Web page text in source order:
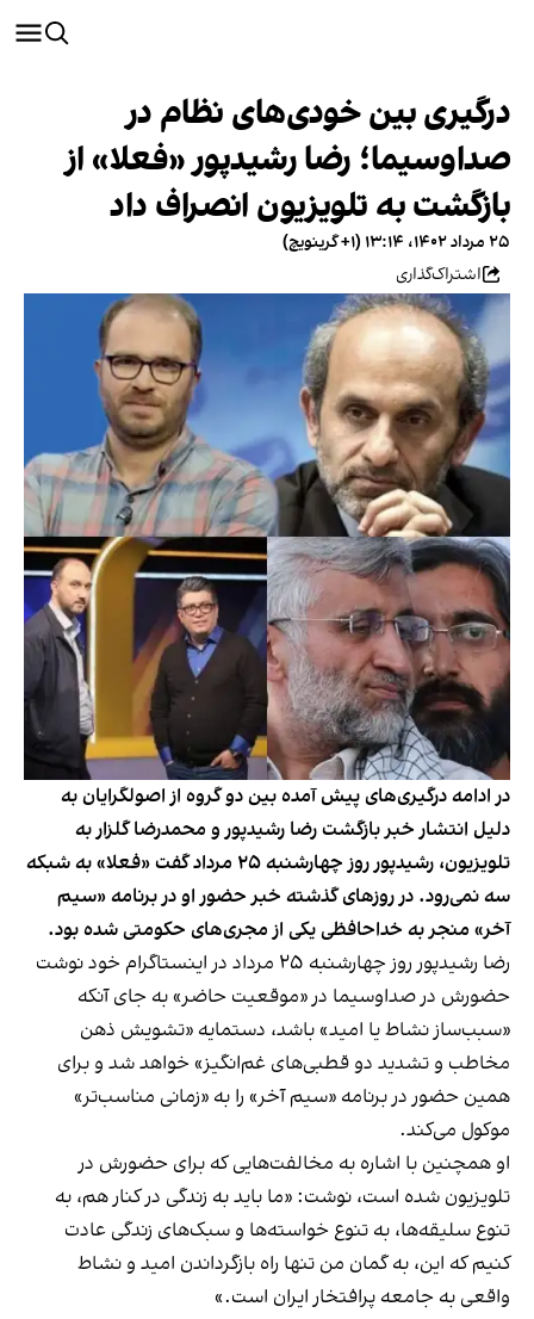
درگیری بین خودی‌های نظام در
صداوسیما؛ رضا رشیدپور «فعلا» از
بازگشت به تلویزیون انصراف داد
۲۵ مرداد ۱۴۰۲، ۱۳:۱۴ (‎+۱ گرینویچ)
اشتراک‌گذاری
در ادامه درگیری‌های پیش آمده بین دو گروه از اصولگرایان به
دلیل انتشار خبر بازگشت رضا رشیدپور و محمدرضا گلزار به
تلویزیون، رشیدپور روز چهارشنبه ۲۵ مرداد گفت «فعلا» به شبکه
سه نمی‌رود. در روزهای گذشته خبر حضور او در برنامه «سیم
آخر» منجر به خداحافظی یکی از مجری‌های حکومتی شده بود.
رضا رشیدپور روز چهارشنبه ۲۵ مرداد در اینستاگرام خود نوشت
حضورش در صداوسیما در «موقعیت حاضر» به جای آنکه
«سبب‌ساز نشاط یا امید» باشد، دستمایه «تشویش ذهن
مخاطب و تشدید دو قطبی‌های غم‌انگیز» خواهد شد و برای
همین حضور در برنامه «سیم آخر» را به «زمانی مناسب‌تر»
موکول می‌کند.
او همچنین با اشاره به مخالفت‌هایی که برای حضورش در
تلویزیون شده است، نوشت: «ما باید به زندگی در کنار هم، به
تنوع سلیقه‌ها، به تنوع خواسته‌ها و سبک‌های زندگی عادت
کنیم که این، به گمان من تنها راه بازگرداندن امید و نشاط
واقعی به جامعه پرافتخار ایران است.»